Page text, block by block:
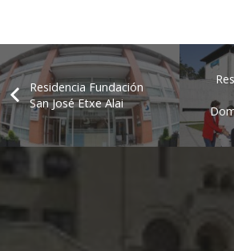
Residencia Fundación
San José Etxe Alai